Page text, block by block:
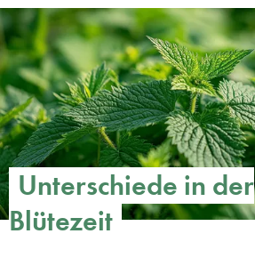
Unterschiede in der
Blütezeit